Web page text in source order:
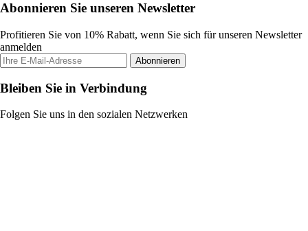
Abonnieren Sie unseren Newsletter
Profitieren Sie von 10% Rabatt, wenn Sie sich für unseren Newsletter
anmelden
Abonnieren
Bleiben Sie in Verbindung
Folgen Sie uns in den sozialen Netzwerken